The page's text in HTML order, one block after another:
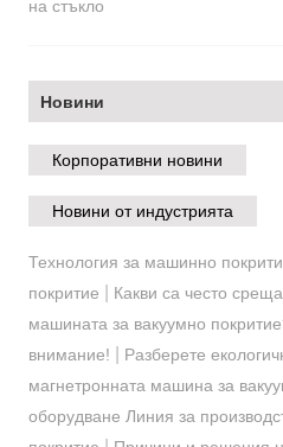
на стъкло
Новини
Корпоративни новини
Новини от индустрията
Технология за машинно
покритие
Какви са често
машината за вакуумно
внимание!
Разберете
магнетронната машина за
оборудване Линия за